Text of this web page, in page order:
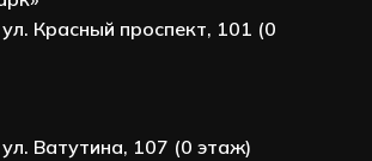
Красный проспект, 101 (0
Ватутина, 107 (0 этаж)